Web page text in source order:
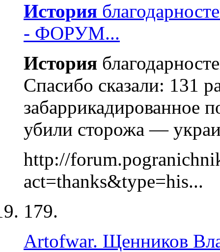
История
- ФОРУМ...
История
Спасибо сказали: 131
забаррикадированное
убили сторожа —
http://
act=thanks&type=his...
179.
Artofwar. Щенников